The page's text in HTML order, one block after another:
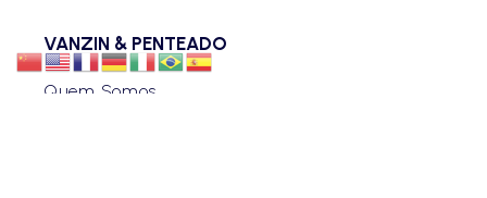
VANZIN & PENTEADO
Quem Somos